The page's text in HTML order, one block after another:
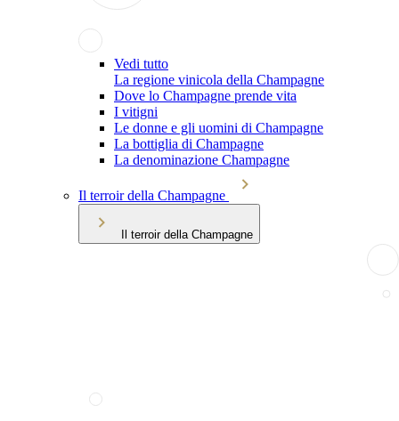
Vedi tutto
La regione vinicola della Champagne
Dove lo Champagne prende vita
I vitigni
Le donne e gli uomini di Champagne
La bottiglia di Champagne
La denominazione Champagne
Il terroir della Champagne
Il terroir della Champagne